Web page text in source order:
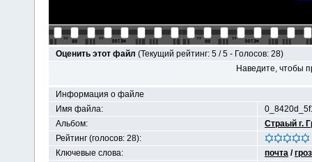
Оценить этот файл (Текущий рейтинг: 5 / 5 - Голосов: 28)
Наведите, чтобы
Информация о файле
Имя файла:
Альбом:
Страый г.
Рейтинг (голосов: 28):
Ключевые слова:
почта /